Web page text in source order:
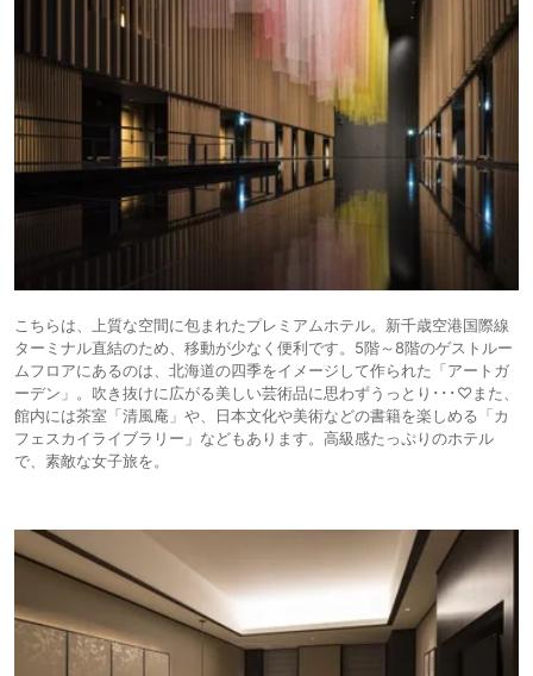
こちらは、上質な空間に包まれたプレミアムホテル。新千歳空港国際線
ターミナル直結のため、移動が少なく便利です。5階～8階のゲストルー
ムフロアにあるのは、北海道の四季をイメージして作られた「アートガ
ーデン」。吹き抜けに広がる美しい芸術品に思わずうっとり･･･♡また、
館内には茶室「清風庵」や、日本文化や美術などの書籍を楽しめる「カ
フェスカイライブラリー」などもあります。高級感たっぷりのホテル
で、素敵な女子旅を。